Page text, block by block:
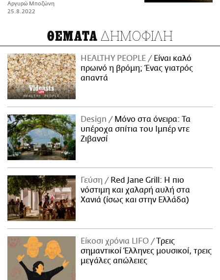
Αργυρώ Μποζώνη
25.8.2022
ΘΕΜΑΤΑ ΔΗΜΟΦΙΛΗ
HEALTHY PEOPLE
Είναι καλό
πρωινό η βρόμη; Ένας γιατρός
απαντά
Design
Μόνο στα όνειρα: Τα
υπέροχα σπίτια του Ιμπέρ ντε
Ζιβανσί
Γεύση
Red Jane Grill: Η πιο
νόστιμη και χαλαρή αυλή στα
Χανιά (ίσως και στην Ελλάδα)
Είκοσι χρόνια LIFO
Tρεις
σημαντικοί Έλληνες μουσικοί, τρεις
μεγάλες απώλειες